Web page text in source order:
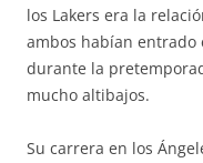
los Lakers era la
ambos habían
durante la
mucho altibajos.
Su carrera en los